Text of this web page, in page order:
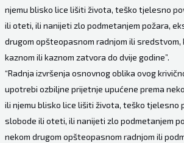
njemu blisko lice lišiti života, teško tjelesno
ili oteti, ili nanijeti zlo podmetanjem požara,
drugom opšteopasnom radnjom ili sredstvom,
kaznom ili kaznom zatvora do dvije godine”.
“Radnja izvršenja osnovnog oblika ovog
upotrebi ozbiljne prijetnje upućene prema
ili njemu blisko lice lišiti života, teško tjelesno
slobode ili oteti, ili nanijeti zlo podmetanjem
nekom drugom opšteopasnom radnjom ili